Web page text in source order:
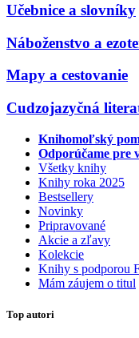
Učebnice a slovníky
Náboženstvo a
Mapy a cestovanie
Cudzojazyčná
Knihomoľský
Odporúčame pre
Všetky knihy
Knihy roka 2025
Bestsellery
Novinky
Pripravované
Akcie a zľavy
Kolekcie
Knihy s podporou
Mám záujem o titul
Top autori